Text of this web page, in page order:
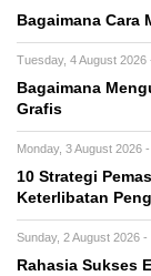
Bagaimana Cara
Tuesday, 4 August 2026
Bagaimana
Grafis
Monday, 3 August 2026
10 Strategi
Keterlibatan
Sunday, 2 August 2026 -
Rahasia Sukses